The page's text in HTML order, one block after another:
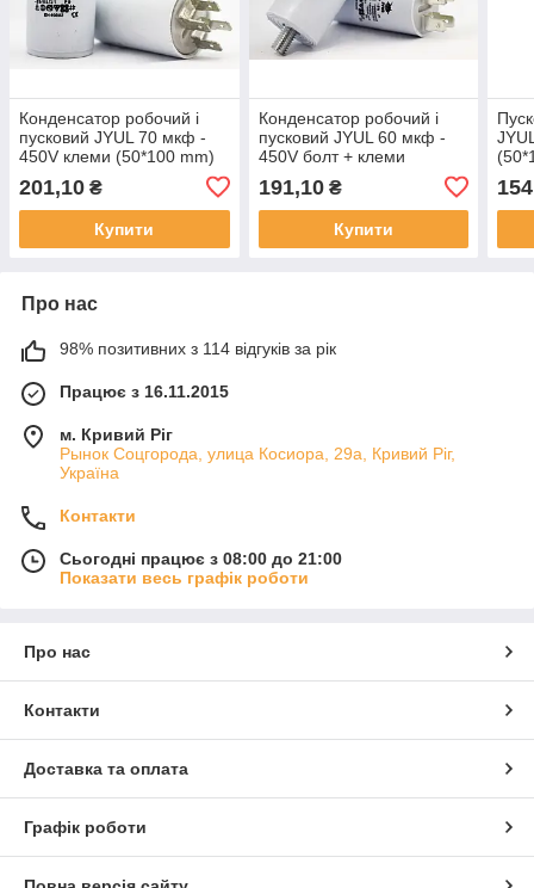
Конденсатор робочий і
пусковий JYUL 70 мкф -
450V клеми (50*100 mm)
201,10 ₴
Купити
Конденсатор робочий і
пусковий JYUL 60 мкф -
450V болт + клеми
191,10₴
Купити
Про нас
98% позитивних з 114 відгуків за рік
Працює з 16.11.2015
м. Кривий Ріг
Рынок Соцгорода, улица Косиора, 29а, Кривий Ріг,
Україна
Контакти
Сьогодні працює з 08:00 до 21:00
Показати весь графік роботи
Про нас
Контакти
Доставка та оплата
Графік роботи